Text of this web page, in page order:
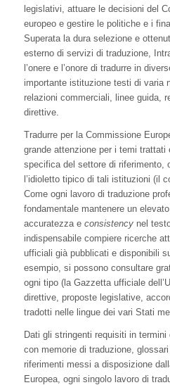
legislativi, attuare le decisioni del
europeo e gestire le politiche e i
Superata la dura selezione e
esterno di servizi di traduzione,
l’onere e l’onore di tradurre in
importante istituzione testi di varia
relazioni commerciali, linee guida,
direttive.
Tradurre per la Commissione
grande attenzione per i temi trattati
specifica del settore di riferimento,
l’idioletto tipico di tali istituzioni (il
Come ogni lavoro di traduzione
fondamentale mantenere un
accuratezza e consistencynel
indispensabile compiere ricerche
ufficiali già pubblicati e disponibili
esempio, si possono consultare
ogni tipo (la Gazzetta ufficiale
direttive, proposte legislative,
tradotti nelle lingue dei vari Stati
Dati gli stringenti requisiti in
con memorie di traduzione,
riferimenti messi a disposizione
Europea, ogni singolo lavoro di